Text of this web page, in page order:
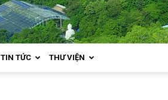
TIN TỨC THƯ VIỆN